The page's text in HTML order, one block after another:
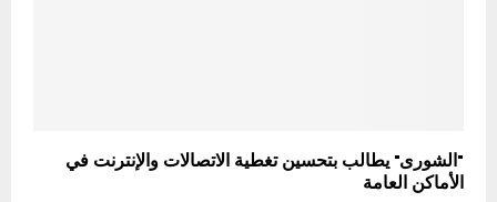
"الشورى" يطالب بتحسين تغطية الاتصالات والإنترنت في
الأماكن العامة